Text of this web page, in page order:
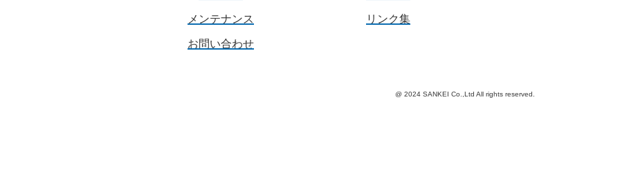
メンテナンス リンク集
お問い合わせ
@ 2024 SANKEI Co.,Ltd All rights reserved.